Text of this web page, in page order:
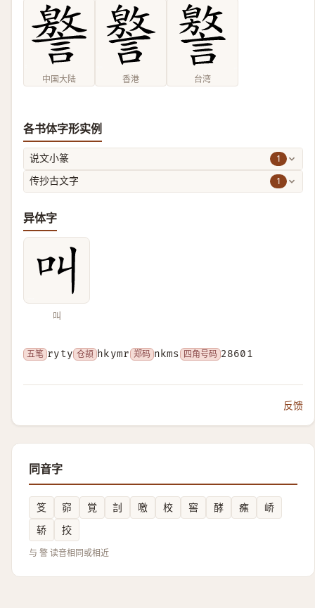
中国大陆 香港 台湾
各书体字形实例
说文小篆 1
传抄古文字 1
异体字
叫
五笔 ryty 仓颉 hkymr 郑码 nkms 四角号码 28601
反馈
同音字
笅 窌 覚 䚯 噭 校 窖 酵 癄
峤
轿
挍
与 譥 读音相同或相近